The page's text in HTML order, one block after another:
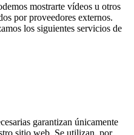
mostrarte vídeos u otros
por proveedores externos.
los siguientes servicios de
garantizan únicamente
sitio web. Se utilizan, por